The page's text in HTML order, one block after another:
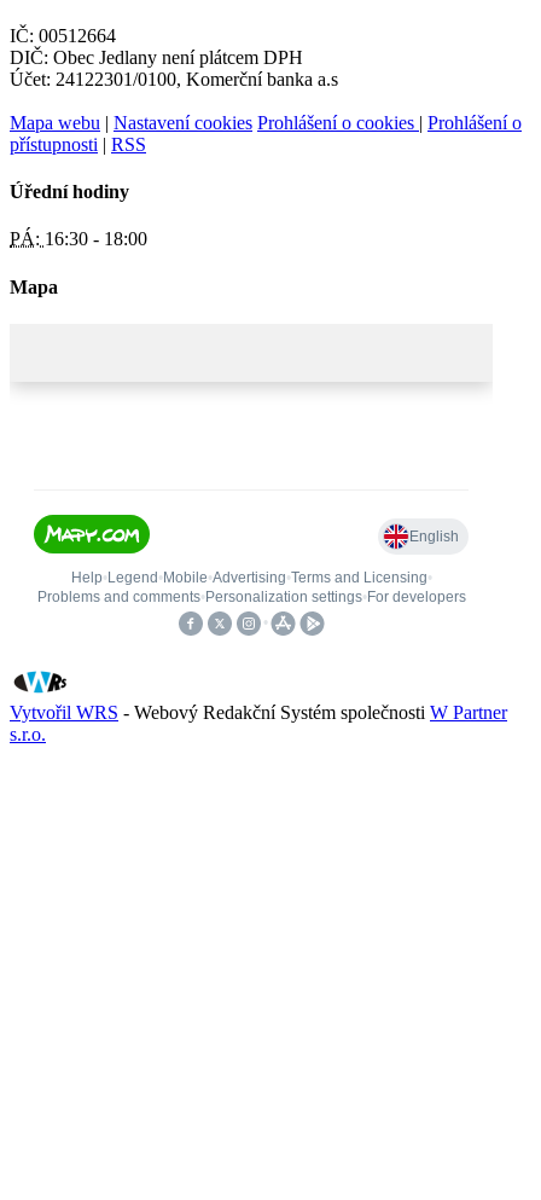
IČ: 00512664
DIČ: Obec Jedlany není plátcem DPH
Účet: 24122301/0100, Komerční banka a.s
Mapa webu | Nastavení cookies Prohlášení o cookies | Prohlášení o
přístupnosti | RSS
Úřední hodiny
PÁ: 16:30 - 18:00
Mapa
Vytvořil WRS - Webový Redakční Systém společnosti W Partner
s.r.o.